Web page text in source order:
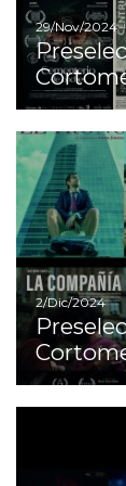
29/Nov/2024
2/Dic/2024